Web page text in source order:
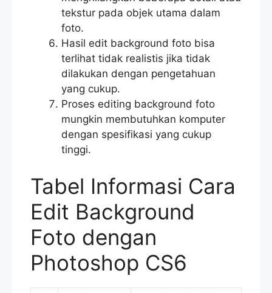
tekstur pada objek utama dalam
foto.
Hasil edit background foto bisa
terlihat tidak realistis jika tidak
dilakukan dengan pengetahuan
yang cukup.
Proses editing background foto
mungkin membutuhkan komputer
dengan spesifikasi yang cukup
tinggi.
Tabel Informasi Cara
Edit Background
Foto dengan
Photoshop CS6